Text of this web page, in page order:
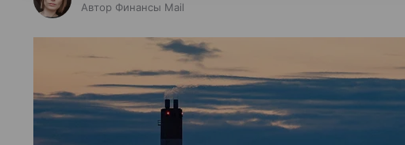
Автор Финансы Mail